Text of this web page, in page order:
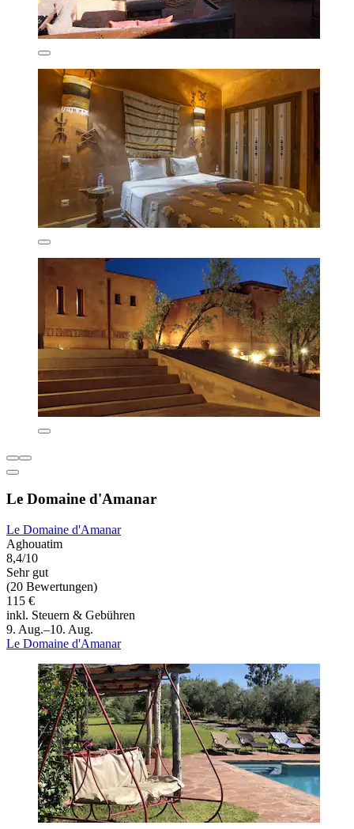
Le Domaine d'Amanar
Le Domaine d'Amanar
Aghouatim
8,4/10
Sehr gut
(20 Bewertungen)
115 €
inkl. Steuern & Gebühren
9. Aug.–10. Aug.
Le Domaine d'Amanar